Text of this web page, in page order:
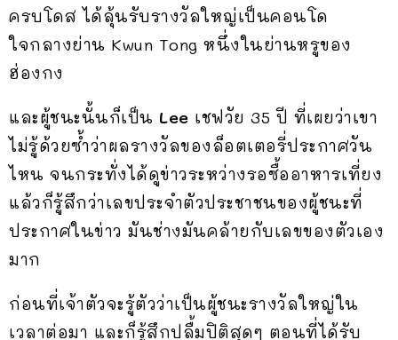
ครบโดส ได้ลุ้นรับรางวัลใหญ่เป็นคอนโด
ใจกลางย่าน Kwun Tong หนึ่งในย่านหรูของ
ฮ่องกง
และผู้ชนะนั้นก็เป็น Lee เชฟวัย 35 ปี ที่เผยว่าเขา
ไม่รู้ด้วยซ้ำว่าผลรางวัลของล็อตเตอรี่ประกาศวัน
ไหน จนกระทั่งได้ดูข่าวระหว่างรอซื้ออาหารเที่ยง
แล้วก็รู้สึกว่าเลขประจำตัวประชาชนของผู้ชนะที่
ประกาศในข่าว มันช่างมันคล้ายกับเลขของตัวเอง
มาก
ก่อนที่เจ้าตัวจะรู้ตัวว่าเป็นผู้ชนะรางวัลใหญ่ใน
เวลาต่อมา และก็รู้สึกปลื้มปิติสุดๆ ตอนที่ได้รับ